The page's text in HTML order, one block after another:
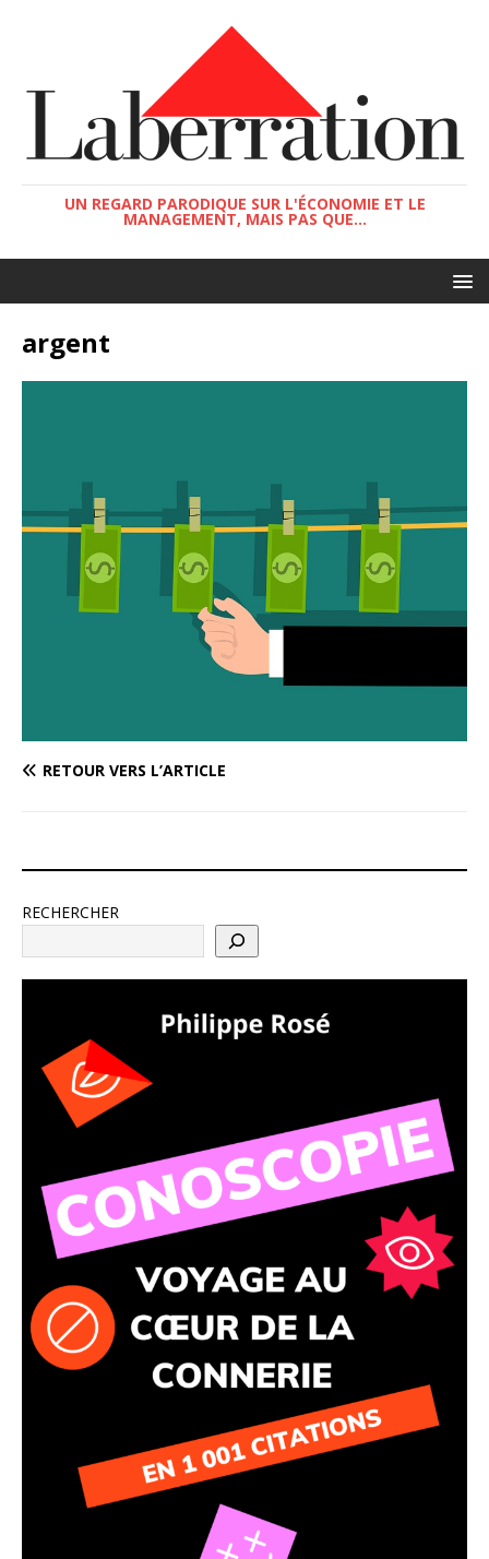
UN REGARD PARODIQUE SUR L'ÉCONOMIE ET LE
MANAGEMENT, MAIS PAS QUE...
argent
RETOUR VERS L’ARTICLE
RECHERCHER